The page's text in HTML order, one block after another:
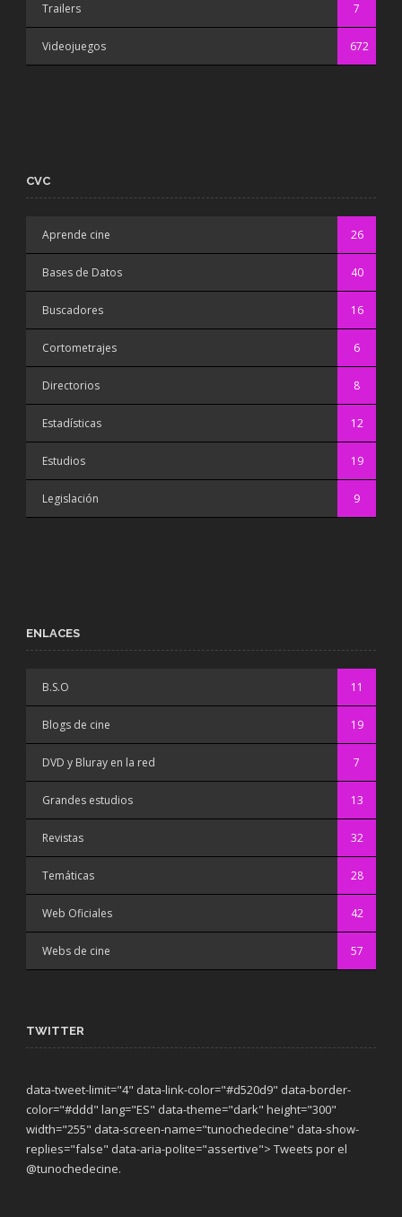
Trailers 7
Videojuegos 672
CVC
Aprende cine 26
Bases de Datos 40
Buscadores 16
Cortometrajes 6
Directorios 8
Estadísticas 12
Estudios 19
Legislación 9
ENLACES
B.S.O 11
Blogs de cine 19
DVD y Bluray en la red 7
Grandes estudios 13
Revistas 32
Temáticas 28
Web Oficiales 42
Webs de cine 57
TWITTER
data-tweet-limit="4" data-link-color="#d520d9" data-border-
color="#ddd" lang="ES" data-theme="dark" height="300"
width="255" data-screen-name="tunochedecine" data-show-
replies="false" data-aria-polite="assertive"> Tweets por el
@tunochedecine.